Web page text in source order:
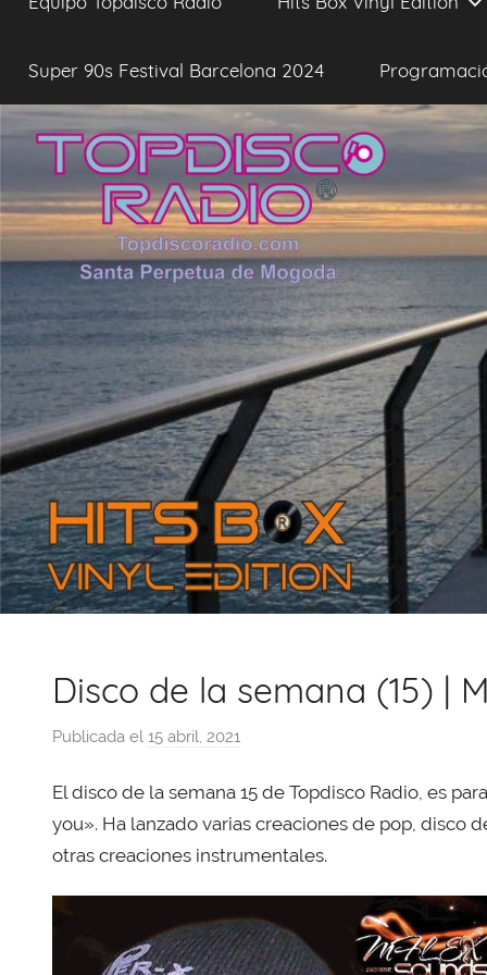
Super 90s Festival Barcelona 2024
Disco de la semana (15) |
Publicada el 15 abril, 2021
r
X
a
T
o
El disco de la semana 15 de Topdisco Radio, es
you». Ha lanzado varias creaciones de pop, disco
otras creaciones instrumentales.